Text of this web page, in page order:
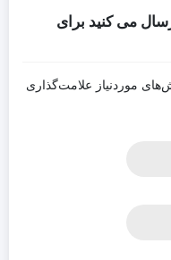
می کنید برای
موردنیاز علامت‌گذاری